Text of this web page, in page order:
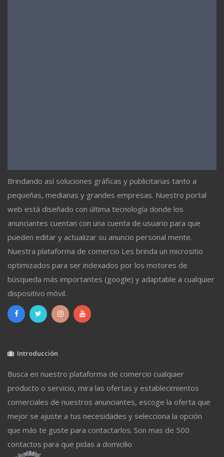
Brindando así soluciones gráficas y publicitarias tanto a
pequeñas, medianas y grandes empresas. Nuestro portal
web está diseñado con última tecnología donde los
anunciantes cuentan con una cuenta de usuario para que
pueden editar y actualizar su anuncio personal mente.
Nuestra plataforma de comercio Les brinda un micrositio
optimizados para ser indexados por los motores de
búsqueda más importantes (google) y adaptable a cualquier
dispositivo móvil.
Introducción
Busca en nuestro plataforma de comercio cualquier
producto o servicio, mira las ofertas y establecimientos
comerciales de nuestros anunciantes, escoge la oferta que
mejor se ajuste a tus necesidades y selecciona la opción
que más te guste para contactarlos. Son mas de 500
contactos para que pidas a domicilio